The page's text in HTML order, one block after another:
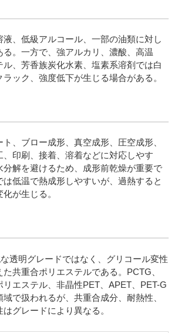
液、低級アルコール、一部の油類に対し
。一方で、強アルカリ、濃酸、高温
ル、芳香族炭化水素、塩素系溶剤では白
ック、強度低下が生じる場合がある。
、ブロー成形、真空成形、圧空成形、
印刷、接着、溶着などに対応しやす
分解を避けるため、成形前乾燥が重要で
低温で熱成形しやすいが、過熱すると
が生じる。
透明グレードではなく、グリコール変性
共重合ポリエステルである。PCTG、
リエステル、非晶性PET、APET、PET-G
で扱われるが、共重合成分、耐熱性、
グレードにより異なる。